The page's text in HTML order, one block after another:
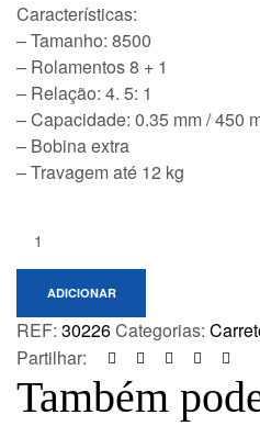
Características:
– Tamanho: 8500
– Rolamentos 8 + 1
– Relação: 4. 5: 1
– Capacidade: 0.35 mm / 450
– Bobina extra
– Travagem até 12 kg
ADICIONAR
REF: 30226Categorias:
Partilhar:
Também